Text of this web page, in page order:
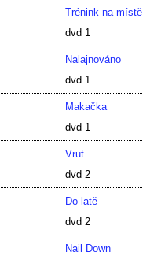
Trénink na místě
dvd 1
Nalajnováno
dvd 1
Makačka
dvd 1
Vrut
dvd 2
Do latě
dvd 2
Nail Down